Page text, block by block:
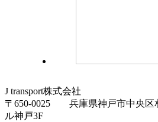
J transport株式会社
〒650-0025 兵庫県神戸市中央区
ル神戸3F